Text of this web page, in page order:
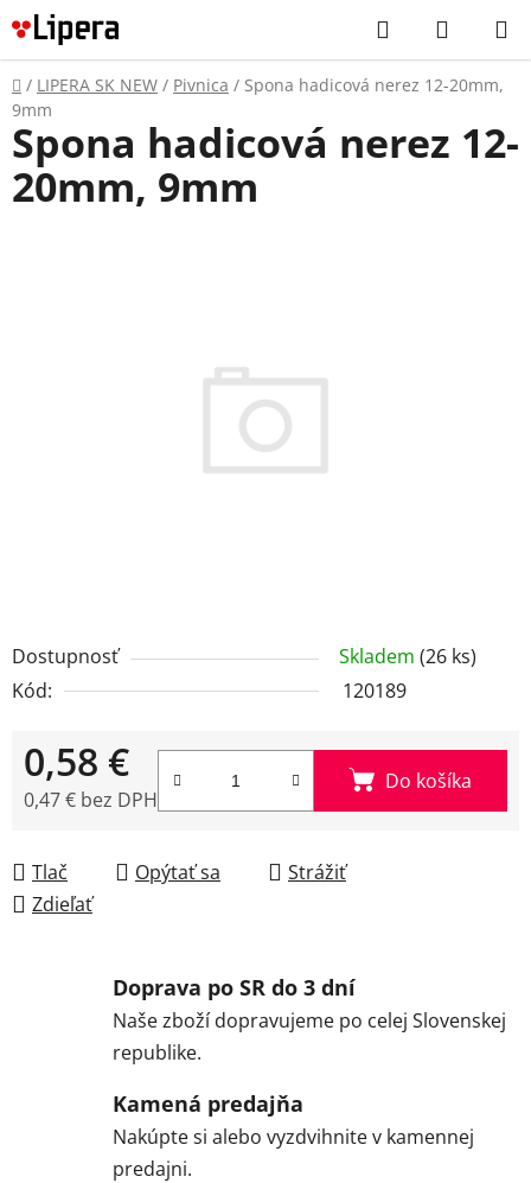
Prejsť
na
obsah
Hľadať
KOŠÍK
Domov
/ LIPERA SK NEW / Pivnica / Spona hadicová nerez 12-20mm,
9mm
Dostupnosť Skladem (26 ks)
Kód:
120189
0,58 €
0,47 € bez DPH
Do košíka
Tlač Opýtať sa
Strážiť
Zdieľať
Spona hadicová nerez 12-
20mm, 9mm
Doprava po SR do 3 dní
Naše zboží dopravujeme po celej Slovenskej
republike.
Kamená predajňa
Nakúpte si alebo vyzdvihnite v kamennej
predajni.